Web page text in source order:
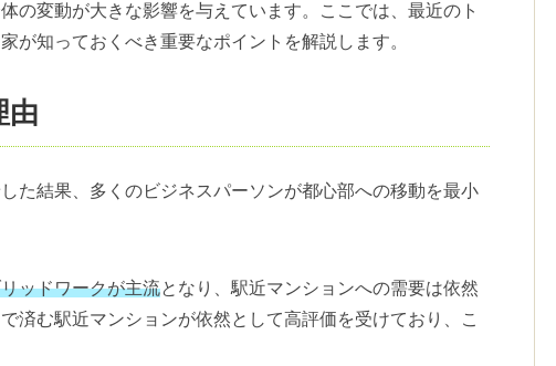
の変動が大きな影響を与えています。ここでは、最近のト
が知っておくべき重要なポイントを解説します。
由
た結果、多くのビジネスパーソンが都心部への移動を最小
ッドワークが主流となり、駅近マンションへの需要は依然
済む駅近マンションが依然として高評価を受けており、こ